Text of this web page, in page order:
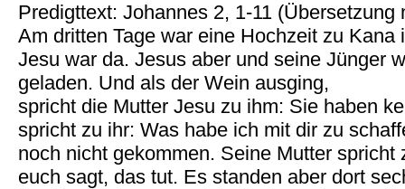
Predigttext: Johannes 2, 1-11 (Übersetzung
Am dritten Tage war eine Hochzeit zu Kana
Jesu war da. Jesus aber und seine Jünger
geladen. Und als der Wein ausging,
spricht die Mutter Jesu zu ihm: Sie haben
spricht zu ihr: Was habe ich mit dir zu
noch nicht gekommen. Seine Mutter spricht
euch sagt, das tut. Es standen aber dort